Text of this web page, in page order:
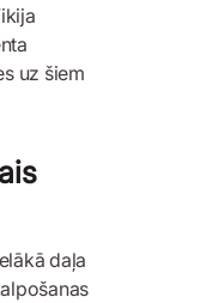
uz šiem
daļa